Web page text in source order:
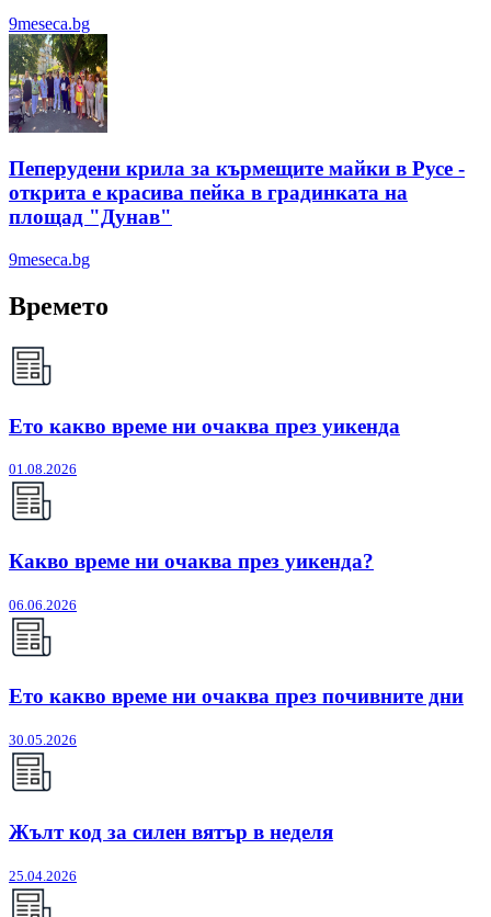
9meseca.bg
Пеперудени крила за кърмещите майки в Русе -
открита е красива пейка в градинката на
площад "Дунав"
9meseca.bg
Времето
Ето какво време ни очаква през уикенда
01.08.2026
Какво време ни очаква през уикенда?
06.06.2026
Ето какво време ни очаква през почивните дни
30.05.2026
Жълт код за силен вятър в неделя
25.04.2026